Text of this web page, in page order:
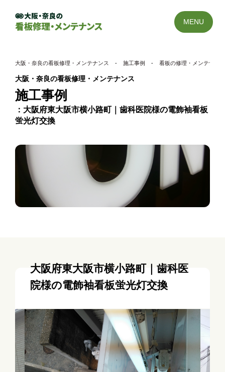
MENU
大阪・奈良の看板修理・メンテナンス - 施工事例 - 看板の修理・メンテナンス
大阪・奈良の看板修理・メンテナンス
施工事例
大阪府東大阪市横小路町｜歯科医院様の電飾袖看板
蛍光灯交換
大阪府東大阪市横小路町｜歯科医
院様の電飾袖看板蛍光灯交換